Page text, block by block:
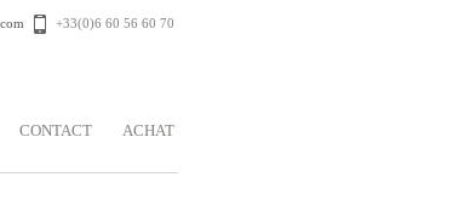
+33(0)6 60 56 60 70
CONTACT ACHAT